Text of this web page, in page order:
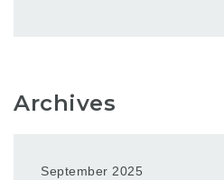
Archives
September 2025